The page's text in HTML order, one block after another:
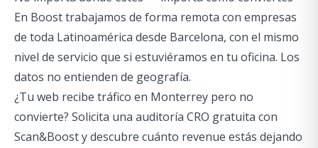
En Boost trabajamos de forma remota con empresas
de toda Latinoamérica desde Barcelona, con el mismo
nivel de servicio que si estuviéramos en tu oficina. Los
datos no entienden de geografía.
¿Tu web recibe tráfico en Monterrey pero no
convierte? Solicita una auditoría CRO gratuita con
Scan&Boosty descubre cuánto revenue estás dejando